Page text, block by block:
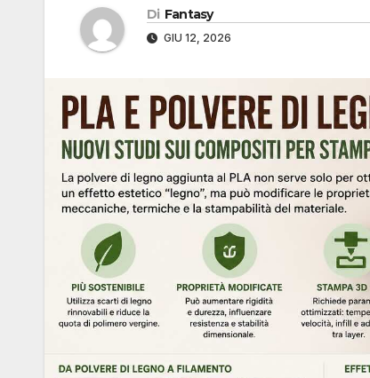
Di Fantasy
GIU 12, 2026